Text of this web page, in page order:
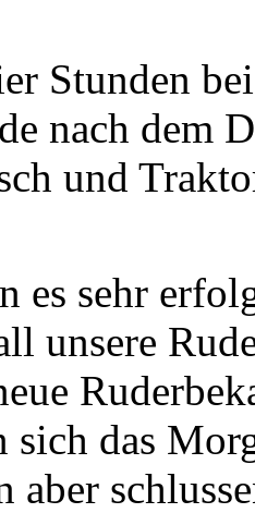
Stunden
nach dem
und
es sehr
unsere
sich das
aber